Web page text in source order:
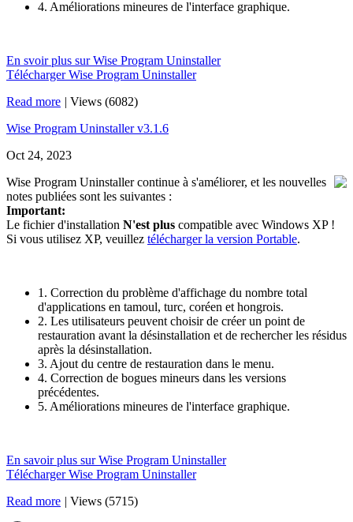
4. Améliorations mineures de l'interface graphique.
En svoir plus sur Wise Program Uninstaller
Télécharger Wise Program Uninstaller
Read more | Views (6082)
Wise Program Uninstaller v3.1.6
Oct 24, 2023
Wise Program Uninstaller continue à s'améliorer, et les nouvelles
notes publiées sont les suivantes :
Important:
Le fichier d'installation N'est plus compatible avec Windows XP !
Si vous utilisez XP, veuillez télécharger la version Portable.
1. Correction du problème d'affichage du nombre total
d'applications en tamoul, turc, coréen et hongrois.
2. Les utilisateurs peuvent choisir de créer un point de
restauration avant la désinstallation et de rechercher les résidus
après la désinstallation.
3. Ajout du centre de restauration dans le menu.
4. Correction de bogues mineurs dans les versions
précédentes.
5. Améliorations mineures de l'interface graphique.
En savoir plus sur Wise Program Uninstaller
Télécharger Wise Program Uninstaller
Read more | Views (5715)